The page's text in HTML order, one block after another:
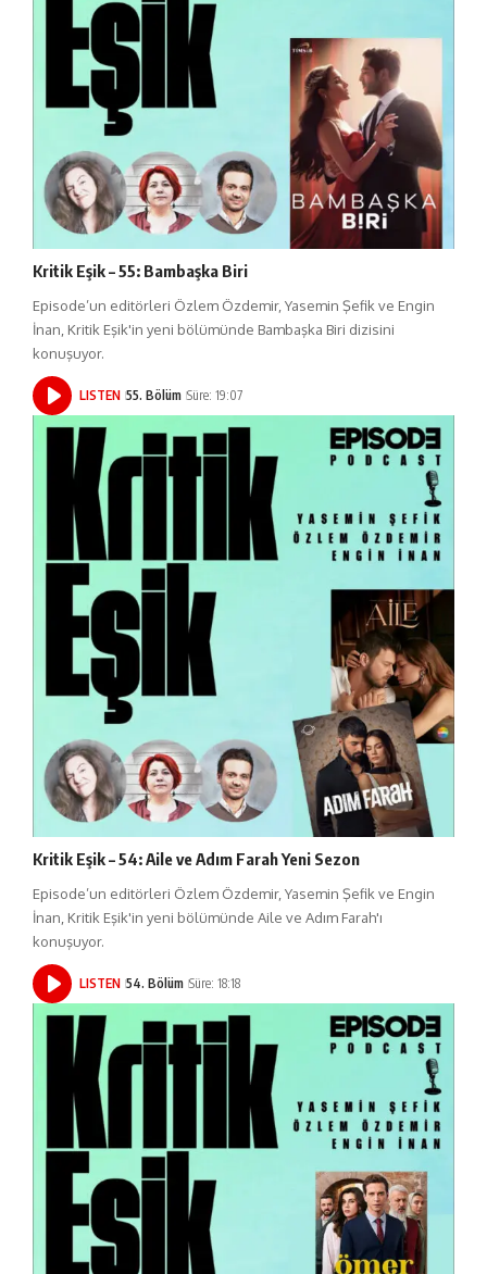
Kritik Eşik – 55: Bambaşka Biri
Episode’un editörleri Özlem Özdemir, Yasemin Şefik ve Engin
İnan, Kritik Eşik'in yeni bölümünde Bambaşka Biri dizisini
konuşuyor.
LISTEN 55. Bölüm Süre: 19:07
Kritik Eşik – 54: Aile ve Adım Farah Yeni Sezon
Episode’un editörleri Özlem Özdemir, Yasemin Şefik ve Engin
İnan, Kritik Eşik'in yeni bölümünde Aile ve Adım Farah'ı
konuşuyor.
LISTEN 54. Bölüm Süre: 18:18